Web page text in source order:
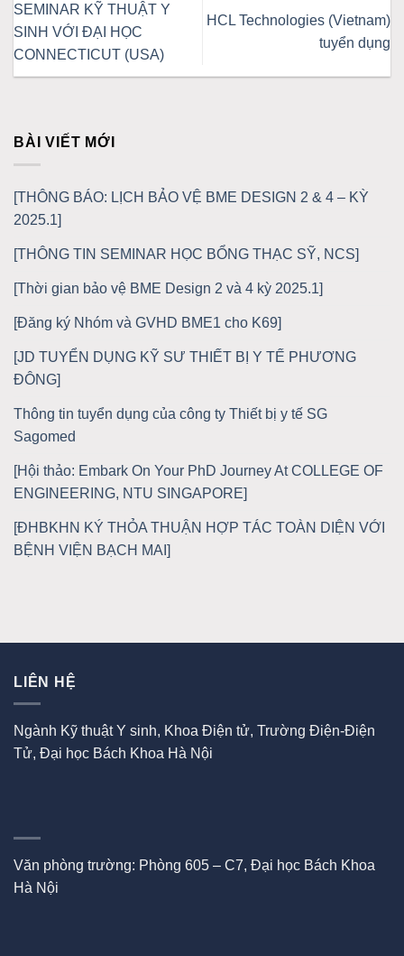
SEMINAR KỸ THUẬT Y
SINH VỚI ĐẠI HỌC
CONNECTICUT (USA)
HCL Technologies (Vietnam)
tuyển dụng
BÀI VIẾT MỚI
[THÔNG BÁO: LỊCH BẢO VỆ BME DESIGN 2 & 4 – KỲ
2025.1]
[THÔNG TIN SEMINAR HỌC BỔNG THẠC SỸ, NCS]
[Thời gian bảo vệ BME Design 2 và 4 kỳ 2025.1]
[Đăng ký Nhóm và GVHD BME1 cho K69]
[JD TUYỂN DỤNG KỸ SƯ THIẾT BỊ Y TẾ PHƯƠNG
ĐÔNG]
Thông tin tuyển dụng của công ty Thiết bị y tế SG
Sagomed
[Hội thảo: Embark On Your PhD Journey At COLLEGE OF
ENGINEERING, NTU SINGAPORE]
[ĐHBKHN KÝ THỎA THUẬN HỢP TÁC TOÀN DIỆN VỚI
BỆNH VIỆN BẠCH MAI]
LIÊN HỆ
Ngành Kỹ thuật Y sinh, Khoa Điện tử, Trường Điện-Điện
Tử, Đại học Bách Khoa Hà Nội
Văn phòng trường: Phòng 605 – C7, Đại học Bách Khoa
Hà Nội